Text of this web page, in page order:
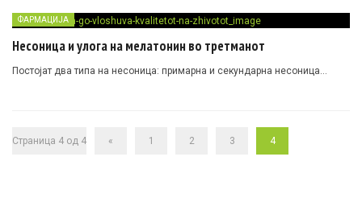
ФАРМАЦИЈА
Несоница и улога на мелатонин во третманот
Постојат два типа на несоница: примарна и секундарна несоница…
Страница 4 од 4 « 1 2 3 4